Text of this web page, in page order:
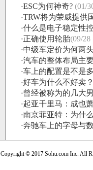
·ESC为何神奇? (01/
·TRW将为荣威提供
·什么是电子稳定性
·正确使用轮胎(09/28
·中级车定价为何两
·汽车的整体布局主
·车上的配置是不是
·好车为什么不好卖
·曾经被称为的几大
·起亚千里马：成也
·南京菲亚特：为什
·奔驰车上的字母与
Copyright © 2017 Sohu.com Inc. All